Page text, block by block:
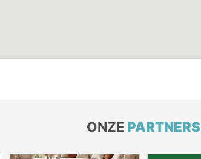
ONZE PARTNERS